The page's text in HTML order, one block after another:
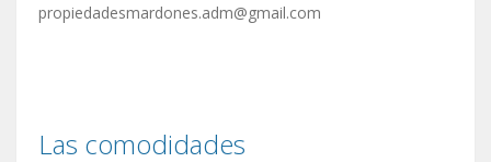
propiedadesmardones.adm@gmail.com
Las comodidades